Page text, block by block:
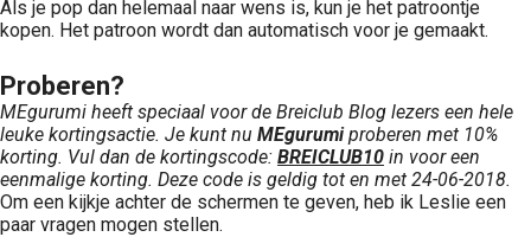
Als je pop dan helemaal naar wens is, kun je het patroontje
kopen. Het patroon wordt dan automatisch voor je gemaakt.
Proberen?
MEgurumi heeft speciaal voor de Breiclub Blog lezers een hele
leuke kortingsactie. Je kunt nu MEgurumiproberen met 10%
korting. Vul dan de kortingscode: BREICLUB10 in voor een
eenmalige korting. Deze code is geldig tot en met 24-06-2018.
Om een kijkje achter de schermen te geven, heb ik Leslie een
paar vragen mogen stellen.